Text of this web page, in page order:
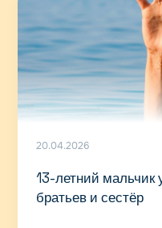
20.04.2026
13-летний мальчик
братьев и сестёр